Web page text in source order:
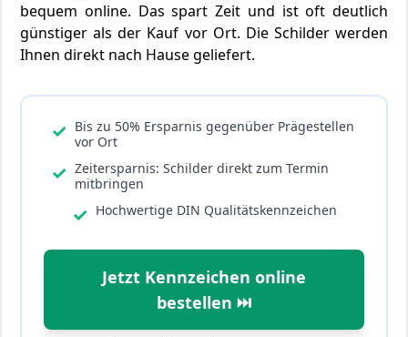
bequem online. Das spart Zeit und ist oft deutlich
günstiger als der Kauf vor Ort. Die Schilder werden
Ihnen direkt nach Hause geliefert.
✓ Bis zu 50% Ersparnis gegenüber Prägestellen
vor Ort
✓ Zeitersparnis: Schilder direkt zum Termin
mitbringen
✓ Hochwertige DIN Qualitätskennzeichen
Jetzt Kennzeichen online
bestellen ⏭️